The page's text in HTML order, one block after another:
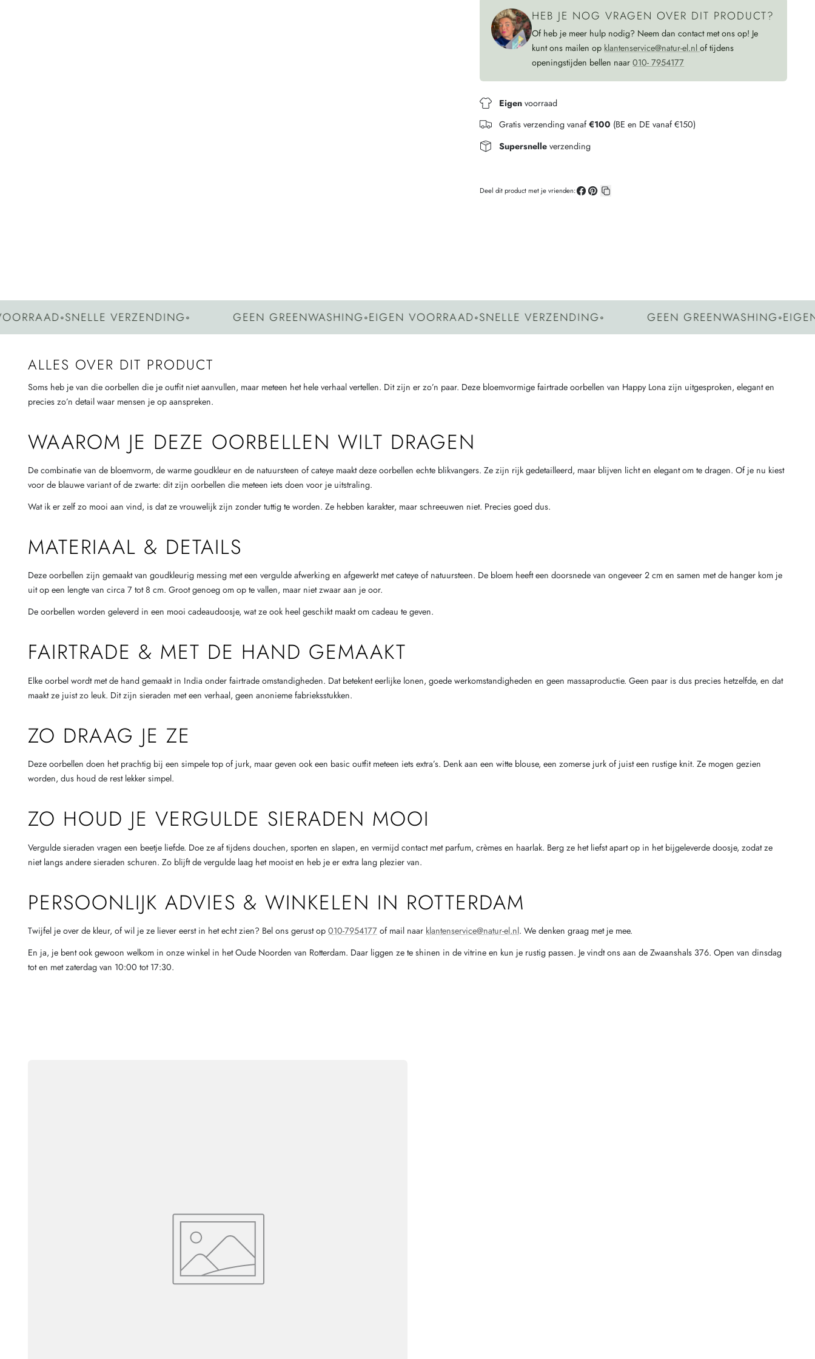
HEB JE NOG VRAGEN OVER DIT PRODUCT?
Of heb je meer hulp nodig? Neem dan contact met ons op! Je
kunt ons mailen op klantenservice@natur-el.nlof tijdens
openingstijden bellen naar010- 7954177
Eigen voorraad
Gratis verzending vanaf€100 (BE en DE vanaf €150)
Supersnelle verzending
Deel dit product met je vrienden:
◦SNELLE VERZENDING◦ GEEN GREENWASHING◦EIGEN VOORRAAD◦SNELLE VERZENDING◦ GEEN GREENWASHING◦EIGEN
ALLES OVER DIT PRODUCT
Soms heb je van die oorbellen die je outfit niet aanvullen, maar meteen het hele verhaal vertellen. Dit zijn er zo’n paar. Deze bloemvormige fairtrade oorbellen van Happy Lona zijn uitgesproken, elegant en
precies zo’n detail waar mensen je op aanspreken.
WAAROM JE DEZE OORBELLEN WILT DRAGEN
De combinatie van de bloemvorm, de warme goudkleur en de natuursteen of cateye maakt deze oorbellen echte blikvangers. Ze zijn rijk gedetailleerd, maar blijven licht en elegant om te dragen. Of je nu kiest
voor de blauwe variant of de zwarte: dit zijn oorbellen die meteen iets doen voor je uitstraling.
Wat ik er zelf zo mooi aan vind, is dat ze vrouwelijk zijn zonder tuttig te worden. Ze hebben karakter, maar schreeuwen niet. Precies goed dus.
MATERIAAL & DETAILS
Deze oorbellen zijn gemaakt van goudkleurig messing met een vergulde afwerking en afgewerkt met cateye of natuursteen. De bloem heeft een doorsnede van ongeveer 2 cm en samen met de hanger kom je
uit op een lengte van circa 7 tot 8 cm. Groot genoeg om op te vallen, maar niet zwaar aan je oor.
De oorbellen worden geleverd in een mooi cadeaudoosje, wat ze ook heel geschikt maakt om cadeau te geven.
FAIRTRADE & MET DE HAND GEMAAKT
Elke oorbel wordt met de hand gemaakt in India onder fairtrade omstandigheden. Dat betekent eerlijke lonen, goede werkomstandigheden en geen massaproductie. Geen paar is dus precies hetzelfde, en dat
maakt ze juist zo leuk. Dit zijn sieraden met een verhaal, geen anonieme fabrieksstukken.
ZO DRAAG JE ZE
Deze oorbellen doen het prachtig bij een simpele top of jurk, maar geven ook een basic outfit meteen iets extra’s. Denk aan een witte blouse, een zomerse jurk of juist een rustige knit. Ze mogen gezien
worden, dus houd de rest lekker simpel.
ZO HOUD JE VERGULDE SIERADEN MOOI
Vergulde sieraden vragen een beetje liefde. Doe ze af tijdens douchen, sporten en slapen, en vermijd contact met parfum, crèmes en haarlak. Berg ze het liefst apart op in het bijgeleverde doosje, zodat ze
niet langs andere sieraden schuren. Zo blijft de vergulde laag het mooist en heb je er extra lang plezier van.
PERSOONLIJK ADVIES & WINKELEN IN ROTTERDAM
Twijfel je over de kleur, of wil je ze liever eerst in het echt zien? Bel ons gerust op 010-7954177 of mail naar klantenservice@natur-el.nl. We denken graag met je mee.
En ja, je bent ook gewoon welkom in onze winkel in het Oude Noorden van Rotterdam. Daar liggen ze te shinen in de vitrine en kun je rustig passen. Je vindt ons aan de Zwaanshals 376. Open van dinsdag
tot en met zaterdag van 10:00 tot 17:30.